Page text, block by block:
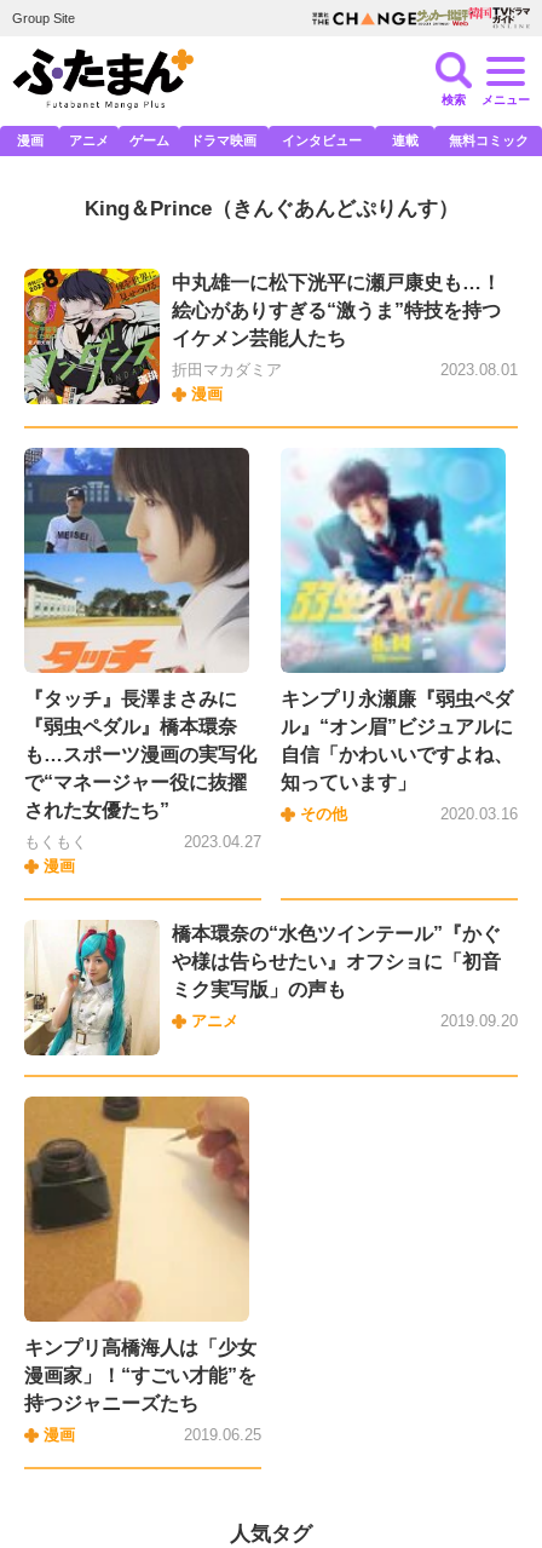
Group Site
検索 メニュー
漫画 アニメ ゲーム ドラマ映画 インタビュー 連載 無料コミック
King＆Prince（きんぐあんどぷりんす）
中丸雄一に松下洸平に瀬戸康史も…！
絵心がありすぎる“激うま”特技を持つ
イケメン芸能人たち
折田マカダミア
漫画
2023.08.01
『タッチ』長澤まさみに
『弱虫ペダル』橋本環奈
も…スポーツ漫画の実写化
で“マネージャー役に抜擢
された女優たち”
もくもく
漫画
2023.04.27
キンプリ永瀬廉『弱虫ペダ
ル』“オン眉”ビジュアルに
自信「かわいいですよね、
知っています」
その他 2020.03.16
橋本環奈の“水色ツインテール”『かぐ
や様は告らせたい』オフショに「初音
ミク実写版」の声も
アニメ 2019.09.20
キンプリ高橋海人は「少女
漫画家」！“すごい才能”を
持つジャニーズたち
漫画 2019.06.25
人気タグ